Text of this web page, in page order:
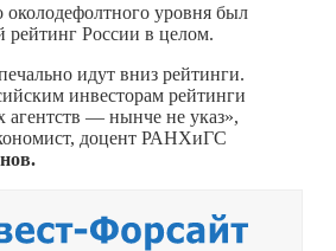
уровня был
России в целом.
идут вниз рейтинги.
инвесторам рейтинги
агентств — нынче не указ»,
доцент РАНХиГС